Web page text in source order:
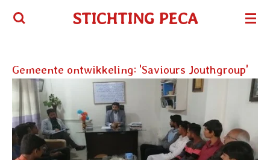
Ga
de
hoofdinhoud
STICHTING PECA
Gemeente ontwikkeling: 'Saviours Jouthgroup'